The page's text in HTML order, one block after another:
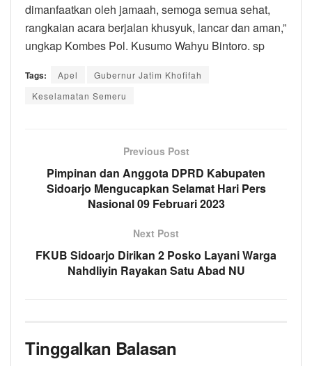
dimanfaatkan oleh jamaah, semoga semua sehat,
rangkaian acara berjalan khusyuk, lancar dan aman,”
ungkap Kombes Pol. Kusumo Wahyu Bintoro. sp
Tags: Apel
Gubernur Jatim Khofifah
Keselamatan Semeru
Previous Post
Pimpinan dan Anggota DPRD Kabupaten
Sidoarjo Mengucapkan Selamat Hari Pers
Nasional 09 Februari 2023
Next Post
FKUB Sidoarjo Dirikan 2 Posko Layani Warga
Nahdliyin Rayakan Satu Abad NU
Tinggalkan Balasan